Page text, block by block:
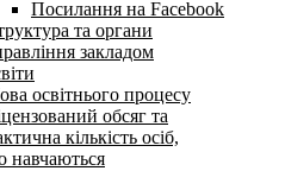
Посилання на Facebook
та органи
закладом
освітнього процесу
обсяг та
кількість осіб,
навчаються